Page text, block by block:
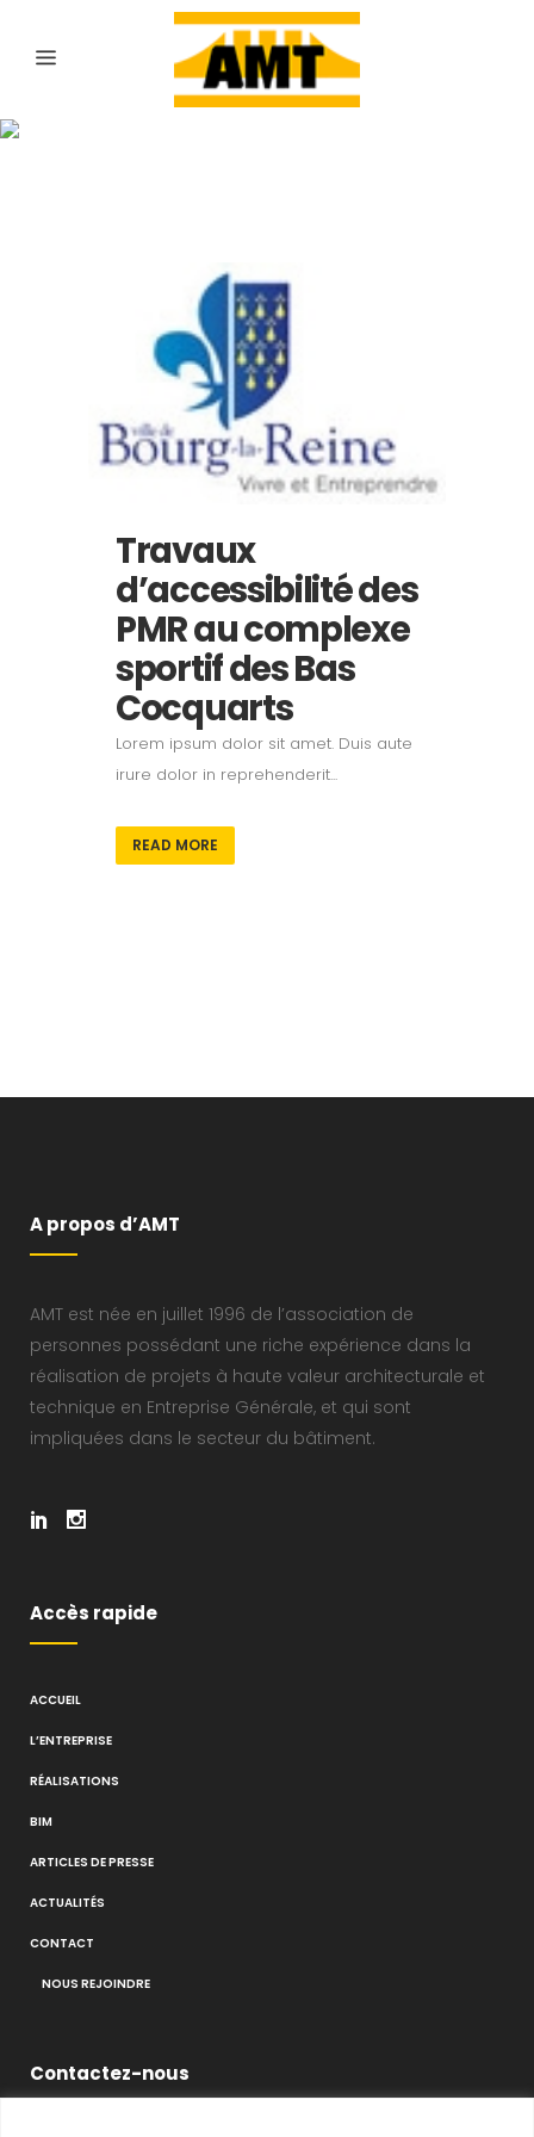
Travaux
d’accessibilité des
PMR au complexe
sportif des Bas
Cocquarts
Lorem ipsum dolor sit amet. Duis aute
irure dolor in reprehenderit...
READ MORE
A propos d’AMT
AMT est née en juillet 1996 de l’association de
personnes possédant une riche expérience dans la
réalisation de projets à haute valeur architecturale et
technique en Entreprise Générale, et qui sont
impliquées dans le secteur du bâtiment.
Accès rapide
ACCUEIL
L’ENTREPRISE
RÉALISATIONS
BIM
ARTICLES DE PRESSE
ACTUALITÉS
CONTACT
NOUS REJOINDRE
Contactez-nous